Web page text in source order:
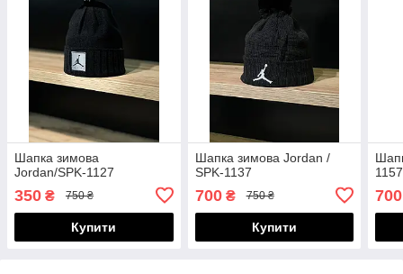
Шапка зимова
Jordan/SPK-1127
350 ₴ 750 ₴
Купити
Шапка зимова Jordan /
SPK-1137
700₴ 750 ₴
Купити
1157
700